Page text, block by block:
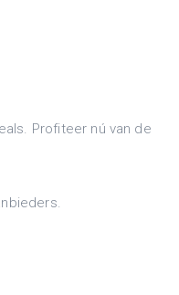
Profiteer nú van de